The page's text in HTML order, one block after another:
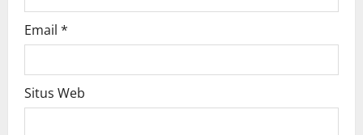
Email *
Situs Web